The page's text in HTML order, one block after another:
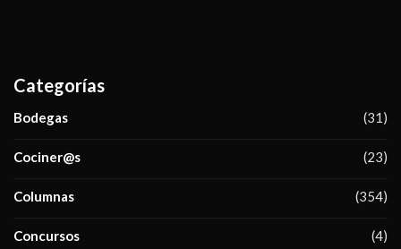
Categorías
Bodegas (31)
Cociner@s (23)
Columnas (354)
Concursos (4)